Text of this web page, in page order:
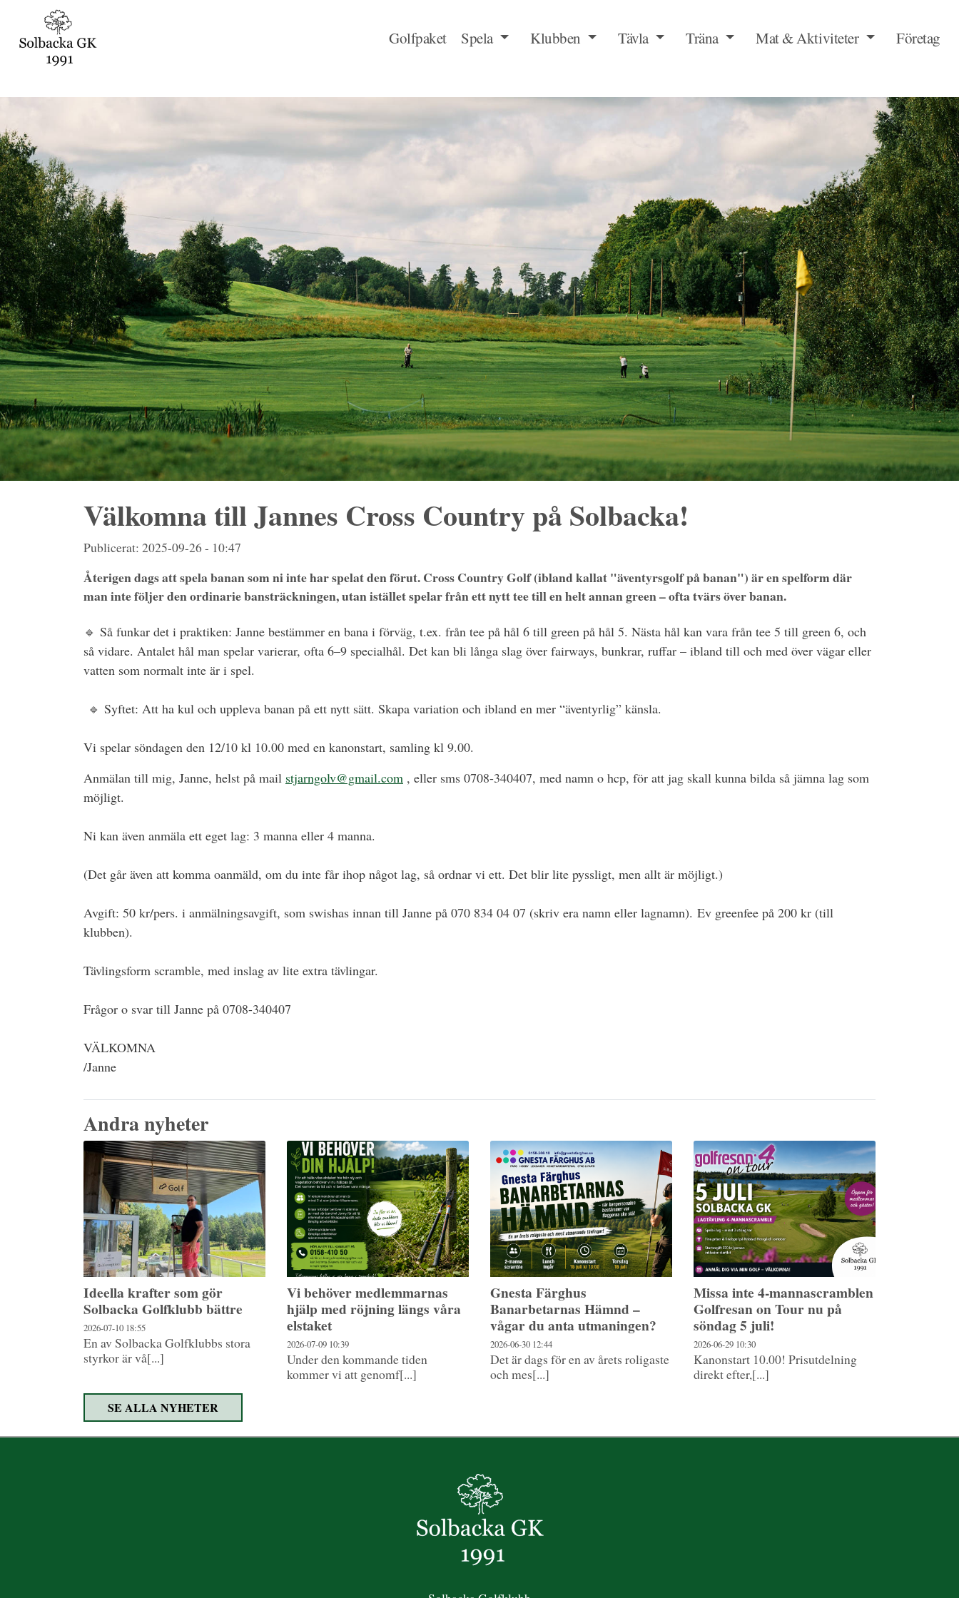
Golfpaket Spela Klubben Tävla Träna Mat & Aktiviteter Företag
Välkomna till Jannes Cross Country på Solbacka!
Publicerat: 2025-09-26 - 10:47
Återigen dags att spela banan som ni inte har spelat den förut. Cross Country Golf (ibland kallat "äventyrsgolf på banan") är en spelform där
man inte följer den ordinarie bansträckningen, utan istället spelar från ett nytt tee till en helt annan green – ofta tvärs över banan.
🔹 Så funkar det i praktiken: Janne bestämmer en bana i förväg, t.ex. från tee på hål 6 till green på hål 5. Nästa hål kan vara från tee 5 till green 6, och
så vidare. Antalet hål man spelar varierar, ofta 6–9 specialhål. Det kan bli långa slag över fairways, bunkrar, ruffar – ibland till och med över vägar eller
vatten som normalt inte är i spel.
🔹 Syftet: Att ha kul och uppleva banan på ett nytt sätt. Skapa variation och ibland en mer “äventyrlig” känsla.
Vi spelar söndagen den 12/10 kl 10.00 med en kanonstart, samling kl 9.00.
Anmälan till mig, Janne, helst på mail stjarngolv@gmail.com , eller sms 0708-340407, med namn o hcp, för att jag skall kunna bilda så jämna lag som
möjligt.
Ni kan även anmäla ett eget lag: 3 manna eller 4 manna.
(Det går även att komma oanmäld, om du inte får ihop något lag, så ordnar vi ett. Det blir lite pyssligt, men allt är möjligt.)
Avgift: 50 kr/pers. i anmälningsavgift, som swishas innan till Janne på 070 834 04 07 (skriv era namn eller lagnamn). Ev greenfee på 200 kr (till
klubben).
Tävlingsform scramble, med inslag av lite extra tävlingar.
Frågor o svar till Janne på 0708-340407
VÄLKOMNA
/Janne
Andra nyheter
Ideella krafter som gör
Solbacka Golfklubb bättre
2026-07-10 18:55
En av Solbacka Golfklubbs stora
styrkor är vå[...]
Vi behöver medlemmarnas
hjälp med röjning längs våra
elstaket
2026-07-09 10:39
Under den kommande tiden
kommer vi att genomf[...]
Gnesta Färghus
Banarbetarnas Hämnd –
vågar du anta utmaningen?
2026-06-30 12:44
Det är dags för en av årets roligaste
och mes[...]
Missa inte 4-mannascramblen
Golfresan on Tour nu på
söndag 5 juli!
2026-06-29 10:30
Kanonstart 10.00! Prisutdelning
direkt efter,[...]
SE ALLA NYHETER